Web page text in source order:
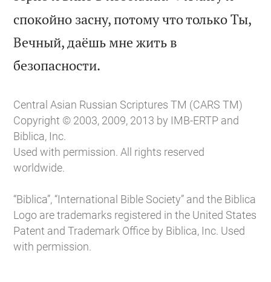
спокойно засну, потому что только Ты,
Вечный, даёшь мне жить в
безопасности.
Central Asian Russian Scriptures TM (CARS TM)
Copyright © 2003, 2009, 2013 by IMB-ERTP and
Biblica, Inc.
Used with permission. All rights reserved
worldwide.
“Biblica”, “International Bible Society” and the Biblica
Logo are trademarks registered in the United States
Patent and Trademark Office by Biblica, Inc. Used
with permission.